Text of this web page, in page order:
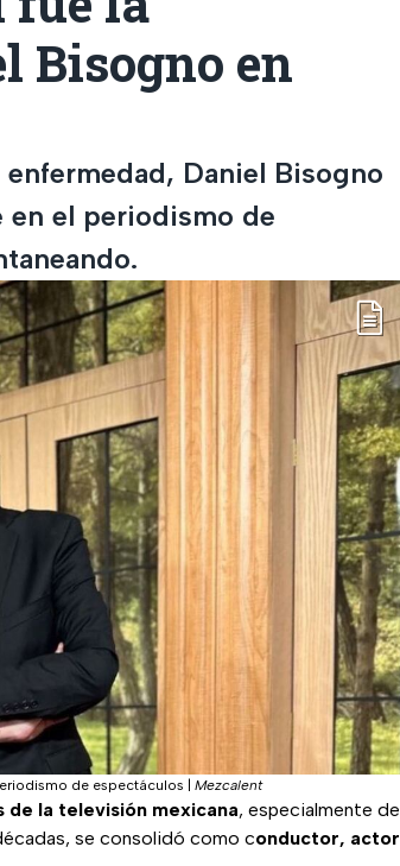
Bisogno en
Daniel Bisogno
en el periodismo de
de espectáculos Mezcalent
de la televisión mexicana, especialmente de
se consolidó como conductor, actor